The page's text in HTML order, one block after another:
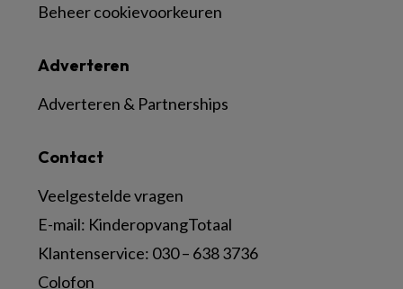
Contact
Veelgestelde vragen
E-mail: KinderopvangTotaal
Klantenservice: 030 – 638 3736
Colofon
Adverteren
Adverteren & Partnerships
Beheer cookievoorkeuren